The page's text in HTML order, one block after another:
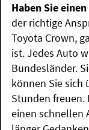
Haben Sie
der richtige
Toyota Crown,
ist. Jedes Auto
Bundesländer.
können Sie sich
Stunden freuen.
einen schnellen